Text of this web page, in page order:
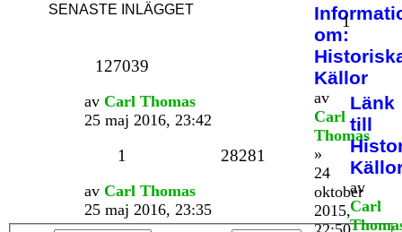
SENASTE INLÄGGET
om:
Källor
av
Carl
Thomas
»
24
oktober
2015,
1
127039
av Carl Thomas
25 maj 2016, 23:42
Länk
till
av
Carl
1 28281
av Carl Thomas
25 maj 2016, 23:35